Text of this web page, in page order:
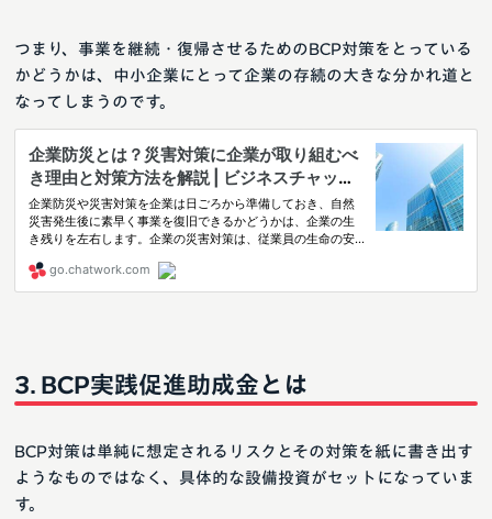
つまり、事業を継続・復帰させるためのBCP対策をとっている
かどうかは、中小企業にとって企業の存続の大きな分かれ道と
なってしまうのです。
BCP実践促進助成金とは
BCP対策は単純に想定されるリスクとその対策を紙に書き出す
ようなものではなく、具体的な設備投資がセットになっていま
す。